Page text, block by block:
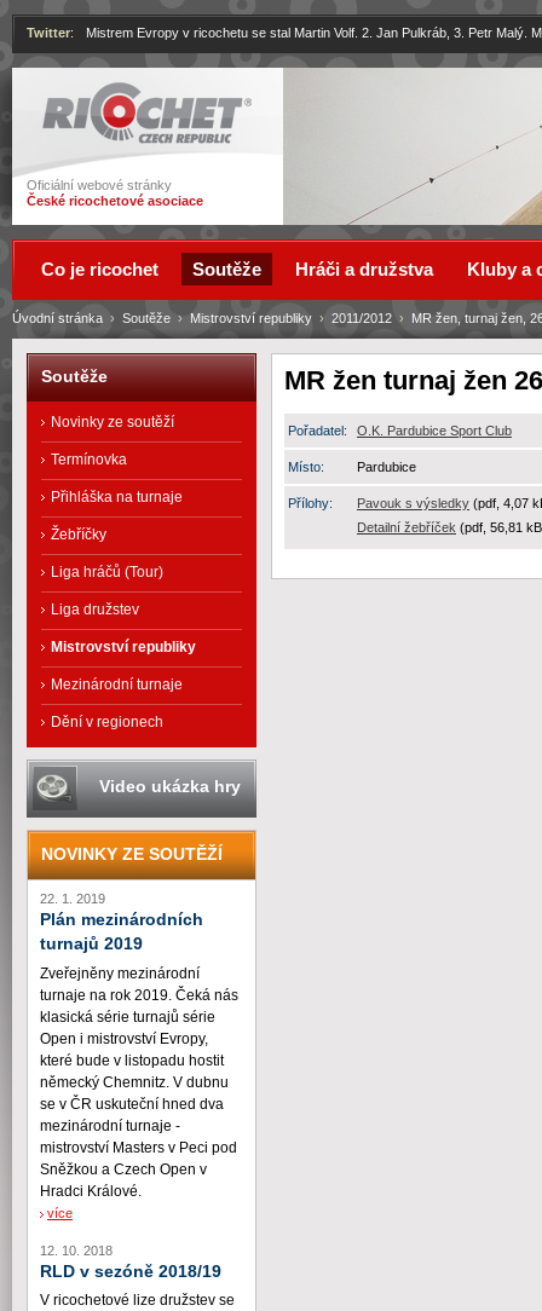
Ricochet
Oficiální webové stránky
České ricochetové asociace
Twitter: Mistrem Evropy v ricochetu se stal Martin Volf. 2. Jan Pulkráb, 3. Petr Malý.
MR žen turnaj žen
Pořadatel: O.K. Pardubice Sport Club
Místo: Pardubice
Přílohy: Pavouk s výsledky (pdf, 4,07
Detailní žebříček (pdf, 56,81
Úvodní stránka › Soutěže › Mistrovství republiky › 2011/2012 › MR žen, turnaj žen,
Co je ricochet Soutěže Hráči a družstva Kluby a
Soutěže
Novinky ze soutěží
Termínovka
Přihláška na turnaje
Žebříčky
Liga hráčů (Tour)
Liga družstev
Mistrovství republiky
Mezinárodní turnaje
Dění v regionech
Video ukázka hry
NOVINKY ZE SOUTĚŽÍ
22. 1. 2019
Plán mezinárodních
turnajů 2019
Zveřejněny mezinárodní
turnaje na rok 2019. Čeká nás
klasická série turnajů série
Open i mistrovství Evropy,
které bude v listopadu hostit
německý Chemnitz. V dubnu
se v ČR uskuteční hned dva
mezinárodní turnaje -
mistrovství Masters v Peci pod
Sněžkou a Czech Open v
Hradci Králové.
více
12. 10. 2018
RLD v sezóně 2018/19
V ricochetové lize družstev se